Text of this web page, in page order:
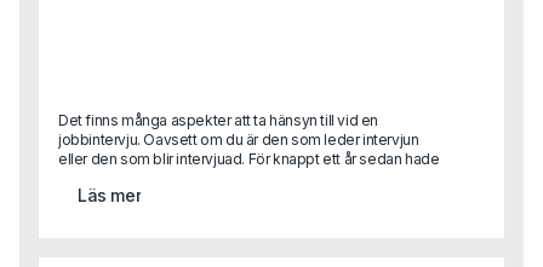
Det finns många aspekter att ta hänsyn till vid en
jobbintervju. Oavsett om du är den som leder intervjun
eller den som blir intervjuad. För knappt ett år sedan hade
digitalt. Men det gör vi. Och aspekterna att ta hänsyn till har
Läs mer